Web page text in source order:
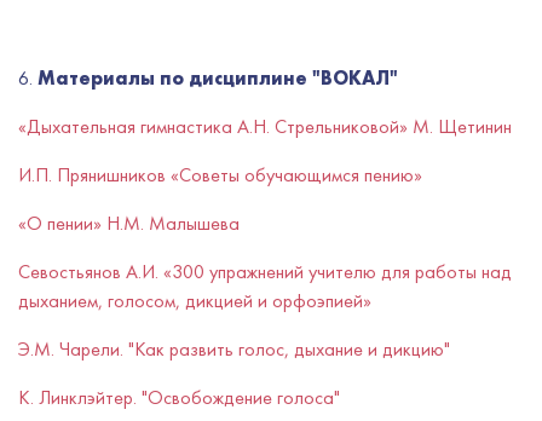
6. Материалы по дисциплине "ВОКАЛ"
«Дыхательная гимнастика А.Н. Стрельниковой» М. Щетинин​​​​​​
И.П. Прянишников «Советы обучающимся пению»
«О пении» Н.М. Малышева
Севостьянов А.И. «300 упражнений учителю для работы над
дыханием, голосом, дикцией и орфоэпией»
Э.М. Чарели. "Как развить голос, дыхание и дикцию"
К. Линклэйтер. "Освобождение голоса"